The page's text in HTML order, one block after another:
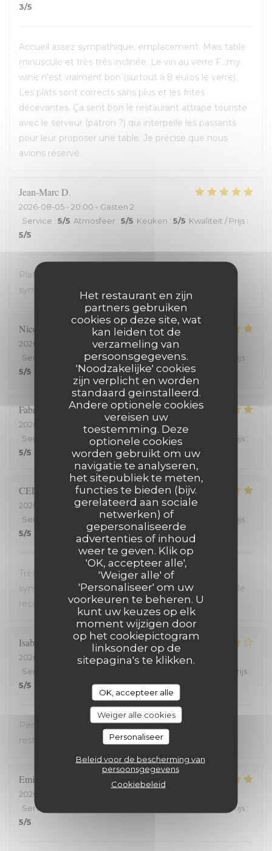
Het restaurant en zijn
partners gebruiken
cookies op deze site, wat
kan leiden tot de
verzameling van
persoonsgegevens.
'Noodzakelijke' cookies
zijn verplicht en worden
standaard geïnstalleerd.
Andere optionele cookies
vereisen uw
toestemming. Deze
optionele cookies
worden gebruikt om uw
navigatie te analyseren,
het sitepubliek te meten,
functies te bieden (bijv.
gerelateerd aan sociale
netwerken) of
gepersonaliseerde
advertenties of inhoud
weer te geven. Klik op
'OK, accepteer alle',
'Weiger alle' of
'Personaliseer' om uw
voorkeuren te beheren. U
kunt uw keuzes op elk
moment wijzigen door
op het cookiepictogram
linksonder op de
sitepagina's te klikken.
OK, accepteer alle
Weiger alle cookies
Personaliseer
Beleid voor de bescherming van
persoonsgegevens
Cookiebeleid
3/5
Accueil assez sympathique, emplacement. Mais table
minuscule et très très inclinée. Le vin au verre F...my
wine n'est vraiment bon (surtout à 8 euros le verre).
Les plats sont corrects sans plus et les frites
décevantes. Ça sent bon le restaurant attrape touriste
avec le serveur (patron ?) qui interpelle les passants
pour leur proposer une table. Je précise que nous
avions réservé.
Jean-MarcD
2026-08-05 - 20:00 - Gasten 2
Service : 5/5 Atmosfeer : 5/5 Keuken : 5/5 Kwaliteit / Prijs :
5/5
Plats avec des produits frais. Très bon. Accueil très
sympathique. Service efficace. On en redemande !
Nicolas
2026-08-03
- 19:15 - Gasten 2
Service
Atmosfeer: 5/5 Keuken: 5/5 Kwaliteit / Prijs :
5/5
Fabrice
2026-07-25
- 20:00 - Gasten 2
Service
Atmosfeer:5/5 Keuken: 5/5 Kwaliteit / Prijs :
5/5
CELINE
2026-07-23
- 19:45 - Gasten 2
Service
Atmosfeer: 5/5 Keuken: Kwaliteit / Prijs :
5/5
Très bon restaurant, service extrêmement
sympathique, coup de coeur pour le welsh revisité. Je
recommande !
Isabelle
2026-07-20
- 19:30 - Gasten 2
Service
Kwaliteit / Prijs :
5/5
Personnel très accueillant, très bons plats, carte
restreinte
Emilienne
2026-07-19
Service
Kwaliteit / Prijs :
5/5